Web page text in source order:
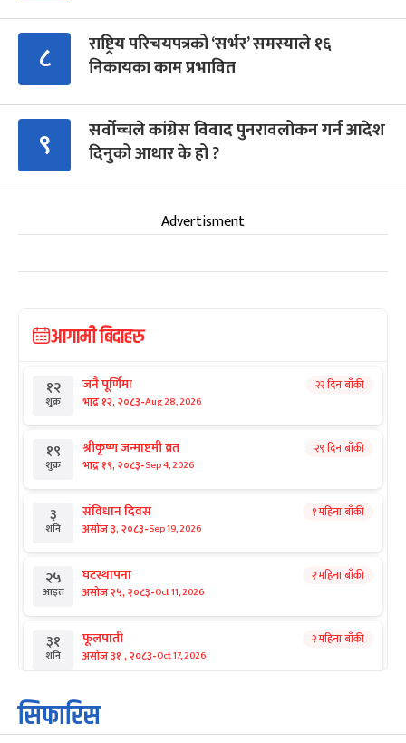
८
राष्ट्रिय परिचयपत्रको ‘सर्भर’ समस्याले १६
निकायका काम प्रभावित
९
सर्वोच्चले कांग्रेस विवाद पुनरावलोकन गर्न आदेश
दिनुको आधार के हो ?
Advertisment
आगामी बिदाहरु
१२
शुक्र
जनै पूर्णिमा
भाद्र १२, २०८३-Aug 28, 2026
२२ दिन बाँकी
१९
शुक्र
श्रीकृष्ण जन्माष्टमी व्रत
भाद्र १९, २०८३-Sep 4, 2026
२९ दिन बाँकी
३
शनि
संविधान दिवस
असोज ३, २०८३-Sep 19, 2026
१ महिना बाँकी
२५
आइत
घटस्थापना
असोज २५, २०८३-Oct 11, 2026
२ महिना बाँकी
३१
शनि
फूलपाती
असोज ३१ , २०८३-Oct 17, 2026
२ महिना बाँकी
१
आइत
कार्तिक सङ्क्रान्ति
कार्तिक १, २०८३
सिफारिस